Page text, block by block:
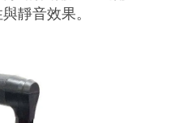
靜音效果。